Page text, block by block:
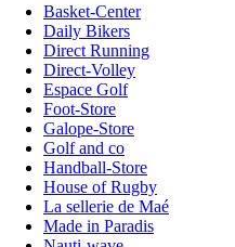
Basket-Center
Daily Bikers
Direct Running
Direct-Volley
Espace Golf
Foot-Store
Galope-Store
Golf and co
Handball-Store
House of Rugby
La sellerie de Maé
Made in Paradis